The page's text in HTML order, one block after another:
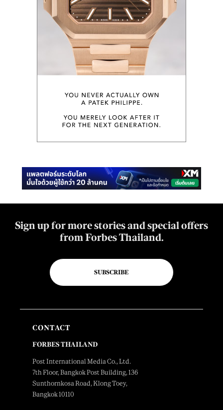
Sign up for more stories and special offers
from Forbes Thailand.
SUBSCRIBE
CONTACT
FORBES THAILAND
Post International Media Co., Ltd.
7th Floor, Bangkok Post Building, 136
Sunthornkosa Road, Klong Toey,
Bangkok 10110